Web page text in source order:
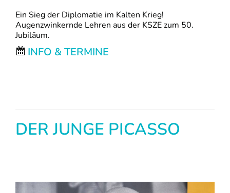
Ein Sieg der Diplomatie im Kalten Krieg!
Augenzwinkernde Lehren aus der KSZE zum 50.
Jubiläum.
INFO & TERMINE
DER JUNGE PICASSO